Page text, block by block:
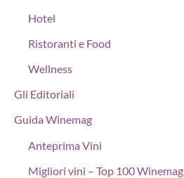
Hotel
Ristoranti e Food
Wellness
Gli Editoriali
Guida Winemag
Anteprima Vini
Migliori vini – Top 100 Winemag